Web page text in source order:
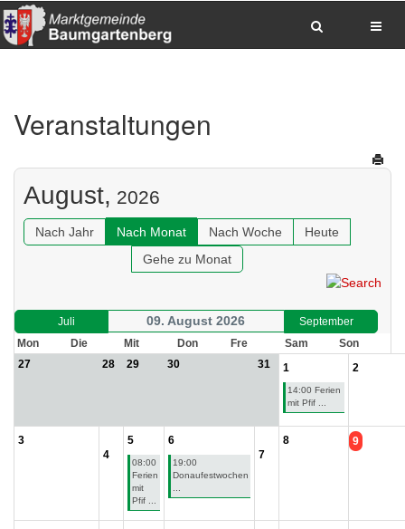
Sitemap anzeigen
Suche
E-Mail senden
Anfahrt via Google Maps planen
Veranstaltungen
August, 2026
Nach Jahr Nach Monat Nach Woche
Heute
Gehe zu Monat
Juli 09. August 2026
September
Mon
Die Mit Don Fre Sam
Son
27
28 29 30 31 1
14:00 Ferien
mit Pfif ...
2
3
4
5
08:00
Ferien
mit
Pfif ...
6
19:00
Donaufestwochen
...
7
8 9